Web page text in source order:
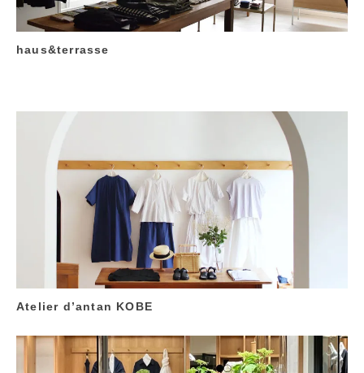
haus&terrasse
Atelier d’antan KOBE